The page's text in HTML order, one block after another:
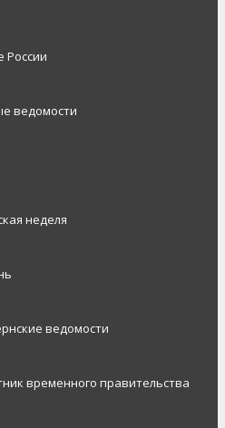
России
ведомости
неделя
ведомости
временного правительства